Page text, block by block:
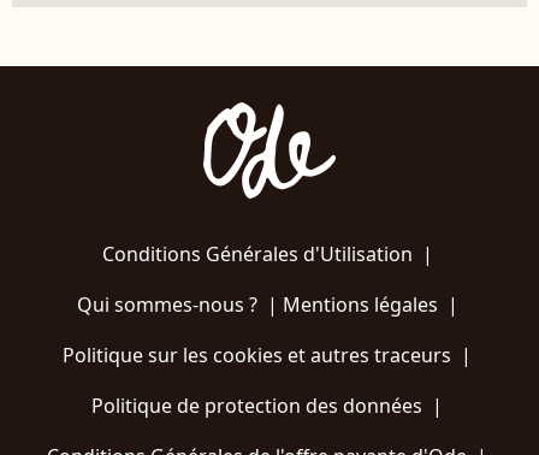
Conditions Générales d'Utilisation |
Qui sommes-nous ?| Mentions légales |
Politique sur les cookies et autres traceurs |
Politique de protection des données |